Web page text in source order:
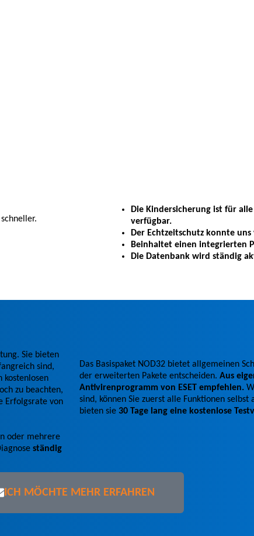
Die Kindersicherung ist für
verfügbar.
Der Echtzeitschutz konnte
Beinhaltet einen integrierten
Die Datenbank wird ständig
Sie bieten
sind,
kostenlosen
zu beachten,
Erfolgsrate von
oder mehrere
ständig
Das Basispaket NOD32 bietet allgemeinen
der erweiterten Pakete entscheiden. Aus
Antivirenprogramm von ESET empfehlen.
sind, können Sie zuerst alle Funktionen
bieten sie 30 Tage lang eine kostenlose
ICH MÖCHTE MEHR ERFAHREN